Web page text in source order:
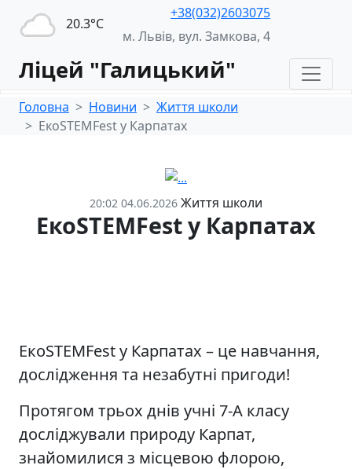
20.3°С
+38(032)2603075
м. Львів, вул. Замкова, 4
Ліцей "Галицький"
Головна Новини
Життя школи
ЕкоSTEMFest у Карпатах
20:02 04.06.2026 Життя школи
ЕкоSTEMFest у Карпатах
ЕкоSTEMFest у Карпатах – це навчання,
дослідження та незабутні пригоди!
Протягом трьох днів учні 7-А класу
досліджували природу Карпат,
знайомилися з місцевою флорою,